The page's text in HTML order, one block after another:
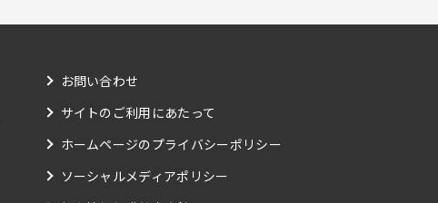
お問い合わせ
サイトのご利用にあたって
ホームページのプライバシーポリシー
ソーシャルメディアポリシー